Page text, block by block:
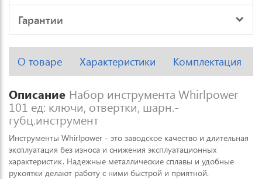
Гарантии
О товаре Характеристики Комплектация
Описание Набор инструмента Whirlpower
101 ед: ключи, отвертки, шарн.-
губц.инструмент
Инструменты Whirlpower - это заводское качество и длительная
эксплуатация без износа и снижения эксплуатационных
характеристик. Надежные металлические сплавы и удобные
рукоятки делают работу с ними быстрой и приятной.